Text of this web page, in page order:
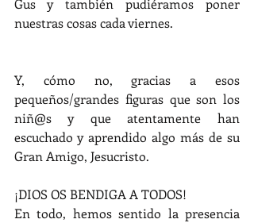
Gus y también pudiéramos poner
nuestras cosas cada viernes.
Y, cómo no, gracias a esos
pequeños/grandes figuras que son los
niñ@s y que atentamente han
escuchado y aprendido algo más de su
Gran Amigo, Jesucristo.
¡DIOS OS BENDIGA A TODOS!
En todo, hemos sentido la presencia